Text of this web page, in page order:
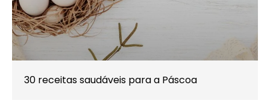
30 receitas saudáveis para a Páscoa